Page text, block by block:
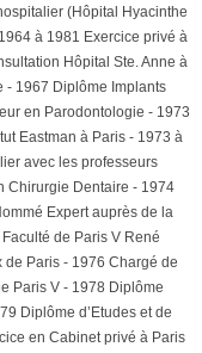
(Hôpital Hyacinthe
à 1981 Exercice privé à
Hôpital Ste. Anne à
- 1967 Diplôme Implants
en Parodontologie - 1973
Eastman à Paris - 1973 à
avec les professeurs
Chirurgie Dentaire - 1974
Expert auprès de la
de Paris V René
de Paris - 1976 Chargé de
Paris V - 1978 Diplôme
Diplôme d’Etudes et de
en Cabinet privé à Paris